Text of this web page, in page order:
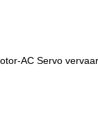
AC Servo